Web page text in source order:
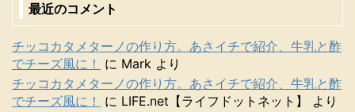
最近のコメント
チッコカタメターノの作り方。あさイチで紹介、牛乳と酢
でチーズ風に！
に Mark より
チッコカタメターノの作り方。あさイチで紹介、牛乳と酢
でチーズ風に！
に LIFE.net【ライフドットネット】
より